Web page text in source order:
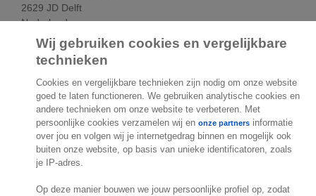
2629 JD Delft
Nederland
Locatie
Wij gebruiken cookies en vergelijkbare
technieken
Cookies en vergelijkbare technieken zijn nodig om onze website
goed te laten functioneren. We gebruiken analytische cookies en
andere technieken om onze website te verbeteren. Met
persoonlijke cookies verzamelen wij en onze partnersinformatie
over jou en volgen wij je internetgedrag binnen en mogelijk ook
buiten onze website, op basis van unieke identificatoren, zoals
je IP-adres.
Op deze manier bouwen we jouw persoonlijke profiel op, zodat